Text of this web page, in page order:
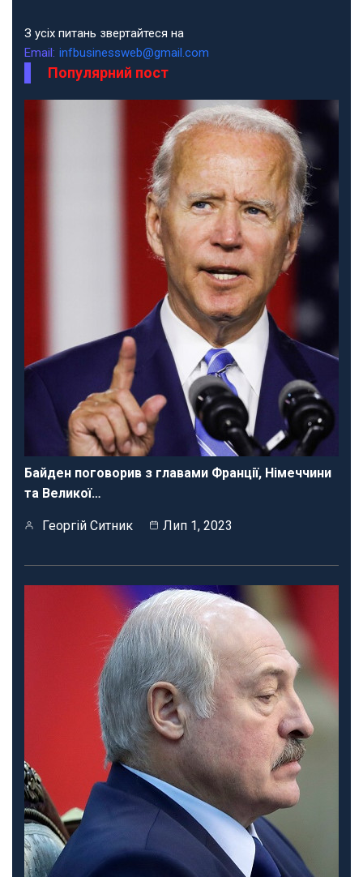
З усіх питань звертайтеся на
Email: infbusinessweb@gmail.com
Популярний пост
Байден поговорив з главами Франції, Німеччини
та Великої…
Георгій Ситник Лип 1, 2023